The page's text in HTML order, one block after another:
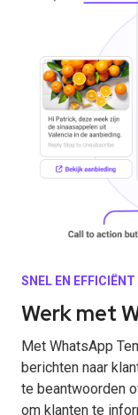
SNEL EN EFFICIËNT
Werk met
Met WhatsApp
berichten naar
te beantwoorden
om klanten te